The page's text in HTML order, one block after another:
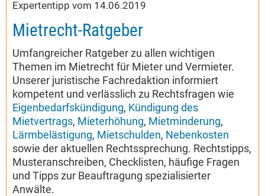
Expertentipp vom 14.06.2019
Mietrecht-Ratgeber
Umfangreicher Ratgeber zu allen wichtigen
Themen im Mietrecht für Mieter und Vermieter.
Unserer juristische Fachredaktion informiert
kompetent und verlässlich zu Rechtsfragen wie
Eigenbedarfskündigung, Kündigung des
Mietvertrags, Mieterhöhung, Mietminderung,
Lärmbelästigung, Mietschulden, Nebenkosten
sowie der aktuellen Rechtssprechung. Rechtstipps,
Musteranschreiben, Checklisten, häufige Fragen
und Tipps zur Beauftragung spezialisierter
Anwälte.